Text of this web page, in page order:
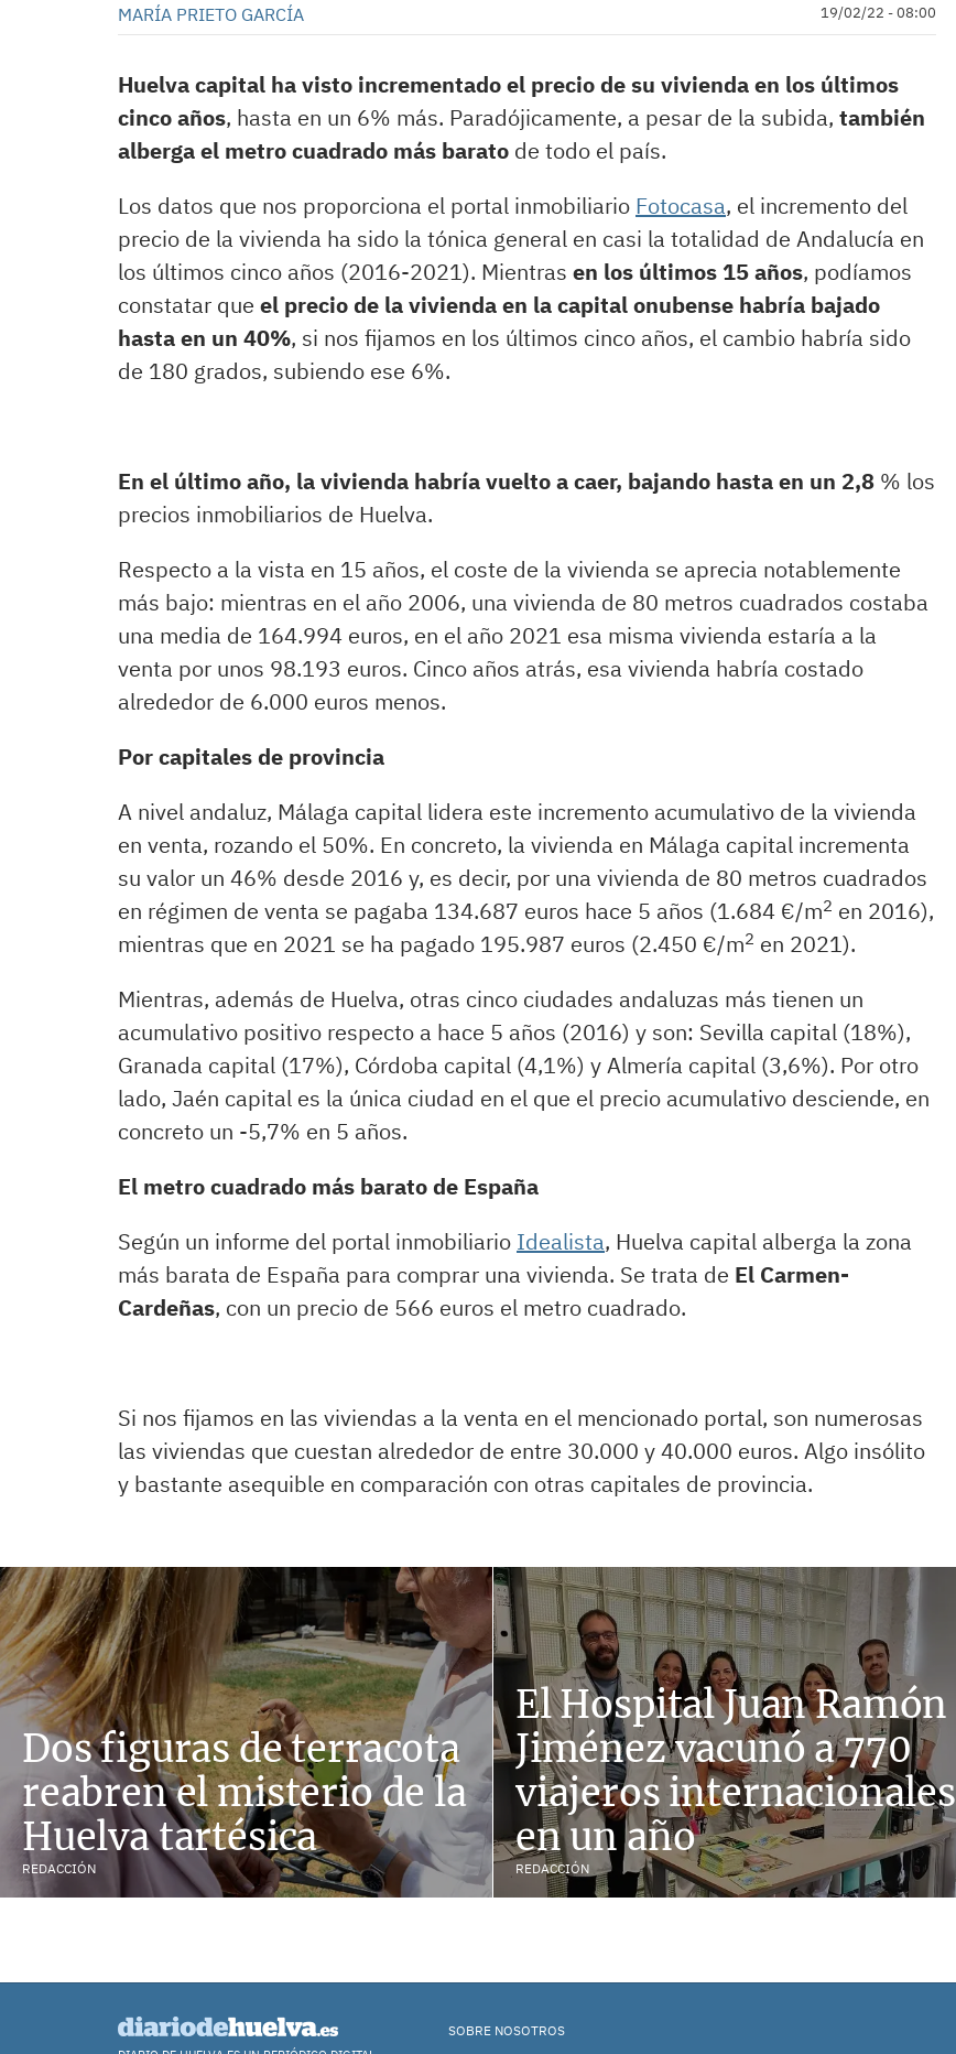
MARÍA PRIETO GARCÍA 19/02/22 - 08:00
Huelva capital ha visto incrementado el precio de su vivienda en los últimos
cinco años, hasta en un 6% más. Paradójicamente, a pesar de la subida, también
alberga el metro cuadrado más barato de todo el país.
Los datos que nos proporciona el portal inmobiliario Fotocasa, el incremento del
precio de la vivienda ha sido la tónica general en casi la totalidad de Andalucía en
los últimos cinco años (2016-2021). Mientras en los últimos 15 años, podíamos
constatar que el precio de la vivienda en la capital onubense habría bajado
hasta en un 40%, si nos fijamos en los últimos cinco años, el cambio habría sido
de 180 grados, subiendo ese 6%.
En el último año, la vivienda habría vuelto a caer, bajando hasta en un 2,8 % los
precios inmobiliarios de Huelva.
Respecto a la vista en 15 años, el coste de la vivienda se aprecia notablemente
más bajo: mientras en el año 2006, una vivienda de 80 metros cuadrados costaba
una media de 164.994 euros, en el año 2021 esa misma vivienda estaría a la
venta por unos 98.193 euros. Cinco años atrás, esa vivienda habría costado
alrededor de 6.000 euros menos.
Por capitales de provincia
A nivel andaluz, Málaga capital lidera este incremento acumulativo de la vivienda
en venta, rozando el 50%. En concreto, la vivienda en Málaga capital incrementa
su valor un 46% desde 2016 y, es decir, por una vivienda de 80 metros cuadrados
en régimen de venta se pagaba 134.687 euros hace 5 años (1.684 €/m2 en 2016),
mientras que en 2021 se ha pagado 195.987 euros (2.450 €/m2 en 2021).
Mientras, además de Huelva, otras cinco ciudades andaluzas más tienen un
acumulativo positivo respecto a hace 5 años (2016) y son: Sevilla capital (18%),
Granada capital (17%), Córdoba capital (4,1%) y Almería capital (3,6%). Por otro
lado, Jaén capital es la única ciudad en el que el precio acumulativo desciende, en
concreto un -5,7% en 5 años.
El metro cuadrado más barato de España
Según un informe del portal inmobiliario Idealista, Huelva capital alberga la zona
más barata de España para comprar una vivienda. Se trata de El Carmen-
Cardeñas, con un precio de 566 euros el metro cuadrado.
Si nos fijamos en las viviendas a la venta en el mencionado portal, son numerosas
las viviendas que cuestan alrededor de entre 30.000 y 40.000 euros. Algo insólito
y bastante asequible en comparación con otras capitales de provincia.
Dos figuras de terracota
reabren el misterio de la
Huelva tartésica
REDACCIÓN
El Hospital Juan Ramón
Jiménez vacunó a 770
viajeros internacionales
en un año
REDACCIÓN
SOBRE NOSOTROS